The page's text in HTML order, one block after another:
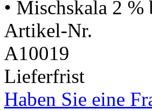
• Mischskala 2 %
Artikel-Nr.
A10019
Lieferfrist
Haben Sie eine